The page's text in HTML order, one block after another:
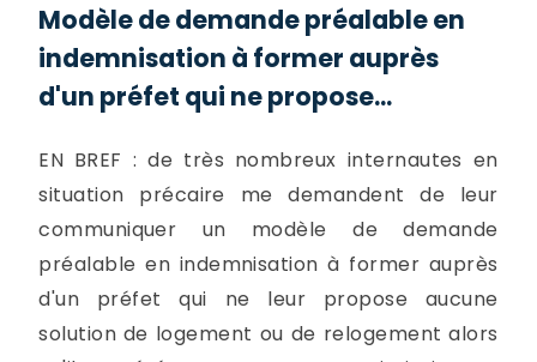
Modèle de demande préalable en
indemnisation à former auprès
d'un préfet qui ne propose...
EN BREF : de très nombreux internautes en
situation précaire me demandent de leur
communiquer un modèle de demande
préalable en indemnisation à former auprès
d'un préfet qui ne leur propose aucune
solution de logement ou de relogement alors